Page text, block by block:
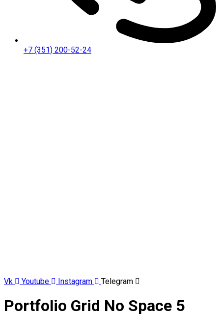
+7 (351) 200-52-24
Vk Youtube Instagram Telegram
Portfolio Grid No Space 5